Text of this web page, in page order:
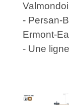
- Persan-
Ermont-
- Une